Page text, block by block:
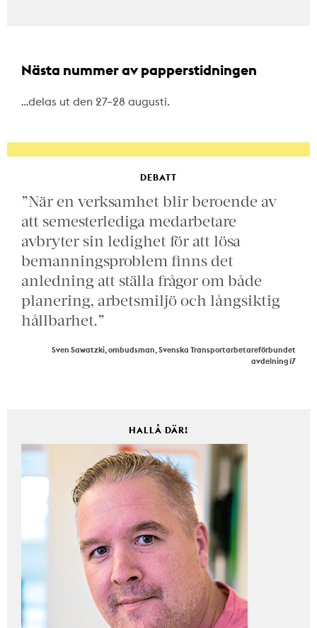
Nästa nummer av papperstidningen
…delas ut den 27–28 augusti.
DEBATT
”När en verksamhet blir beroende av
att semesterlediga medarbetare
avbryter sin ledighet för att lösa
bemanningsproblem finns det
anledning att ställa frågor om både
planering, arbetsmiljö och långsiktig
hållbarhet.”
Sven Sawatzki, ombudsman, Svenska Transportarbetareförbundet
avdelning 17
HALLÅ DÄR!